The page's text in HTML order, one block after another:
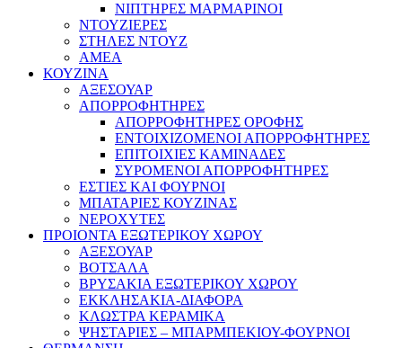
ΝΙΠΤΗΡΕΣ ΜΑΡΜΑΡΙΝΟΙ
ΝΤΟΥΖΙΕΡΕΣ
ΣΤΗΛΕΣ ΝΤΟΥΖ
ΑΜΕΑ
ΚΟΥΖΙΝΑ
ΑΞΕΣΟΥΑΡ
ΑΠΟΡΡΟΦΗΤΗΡΕΣ
ΑΠΟΡΡΟΦΗΤΗΡΕΣ ΟΡΟΦΗΣ
ΕΝΤΟΙΧΙΖΟΜΕΝΟΙ ΑΠΟΡΡΟΦΗΤΗΡΕΣ
ΕΠΙΤΟΙΧΙΕΣ ΚΑΜΙΝΑΔΕΣ
ΣΥΡΟΜΕΝΟΙ ΑΠΟΡΡΟΦΗΤΗΡΕΣ
ΕΣΤΙΕΣ ΚΑΙ ΦΟΥΡΝΟΙ
ΜΠΑΤΑΡΙΕΣ ΚΟΥΖΙΝΑΣ
ΝΕΡΟΧΥΤΕΣ
ΠΡΟΙΟΝΤΑ ΕΞΩΤΕΡΙΚΟΥ ΧΩΡΟΥ
ΑΞΕΣΟΥΑΡ
ΒΟΤΣΑΛΑ
ΒΡΥΣΑΚΙΑ ΕΞΩΤΕΡΙΚΟΥ ΧΩΡΟΥ
ΕΚΚΛΗΣΑΚΙΑ-ΔΙΑΦΟΡΑ
ΚΛΩΣΤΡΑ ΚΕΡΑΜΙΚΑ
ΨΗΣΤΑΡΙΕΣ – ΜΠΑΡΜΠΕΚΙΟΥ-ΦΟΥΡΝΟΙ